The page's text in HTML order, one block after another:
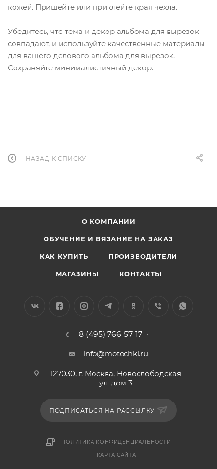
кожей. Пришейте или приклейте края чехла.
Убедитесь, что тема и декор альбома для вырезок
совпадают, и используйте качественные материалы
для вашего делового альбома для вырезок.
Сохраняйте минималистичный декор.
НАЗАД К СПИСКУ
О КОМПАНИИ
ОБУЧЕНИЕ И ВЯЗАНИЕ НА ЗАКАЗ
КАК КУПИТЬ ПРОИЗВОДИТЕЛИ
МАГАЗИНЫ КОНТАКТЫ
8 (495) 766-57-17
info@motochki.ru
127030, г. Москва, Новослободская
ул. дом 3
ПОДПИСАТЬСЯ НА РАССЫЛКУ
ПОЛИТИКА КОНФИДЕНЦИАЛЬНОСТИ
КАРТА САЙТА